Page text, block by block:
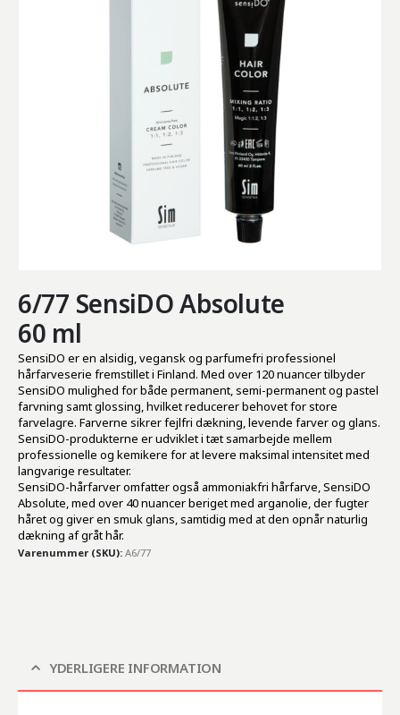
6/77 SensiDO Absolute
60 ml
SensiDO er en alsidig, vegansk og parfumefri professionel
hårfarveserie fremstillet i Finland. Med over 120 nuancer tilbyder
SensiDO mulighed for både permanent, semi-permanent og pastel
farvning samt glossing, hvilket reducerer behovet for store
farvelagre. Farverne sikrer fejlfri dækning, levende farver og glans.
SensiDO-produkterne er udviklet i tæt samarbejde mellem
professionelle og kemikere for at levere maksimal intensitet med
langvarige resultater.
SensiDO-hårfarver omfatter også ammoniakfri hårfarve, SensiDO
Absolute, med over 40 nuancer beriget med arganolie, der fugter
håret og giver en smuk glans, samtidig med at den opnår naturlig
dækning af gråt hår.
Varenummer (SKU): A6/77
YDERLIGERE INFORMATION